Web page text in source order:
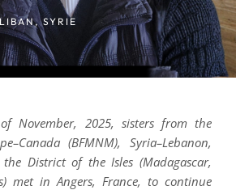
LIBAN,SYRIE
November, 2025, sisters from the
(BFMNM), Syria–Lebanon,
District of the Isles (Madagascar,
met in Angers, France, to continue